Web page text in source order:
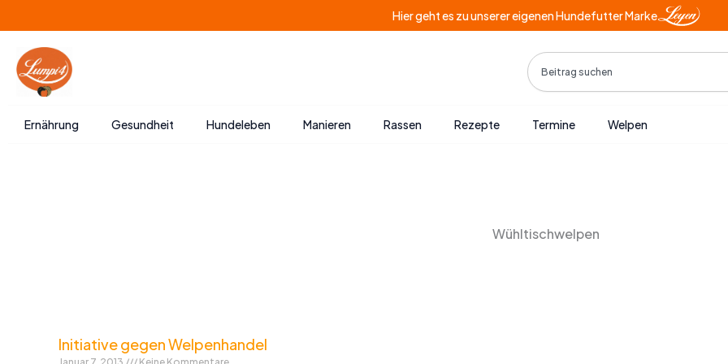
Inhalt
springen
Hier geht es zu unserer eigenen Hundefutter Marke
Search
Ernährung Gesundheit Hundeleben Manieren Rassen Rezepte Termine Welpen
Wühltischwelpen
Initiative gegen Welpenhandel